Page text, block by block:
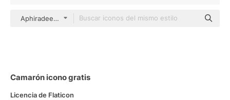
Aphiradee (monkik) Lineal Color
Camarón icono gratis
Licencia de Flaticon